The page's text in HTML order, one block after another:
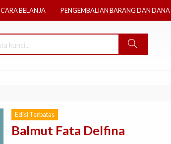
CARA BELANJA PENGEMBALIAN BARANG DAN DANA
Edisi Terbatas
Balmut Fata Delfina